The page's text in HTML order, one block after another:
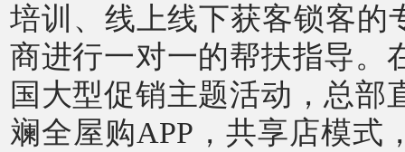
培训 、线上线下获客锁客的
商进行一对一的帮扶指导。
国大型促销主题活动， 总部
斓全屋购APP，共享店模式